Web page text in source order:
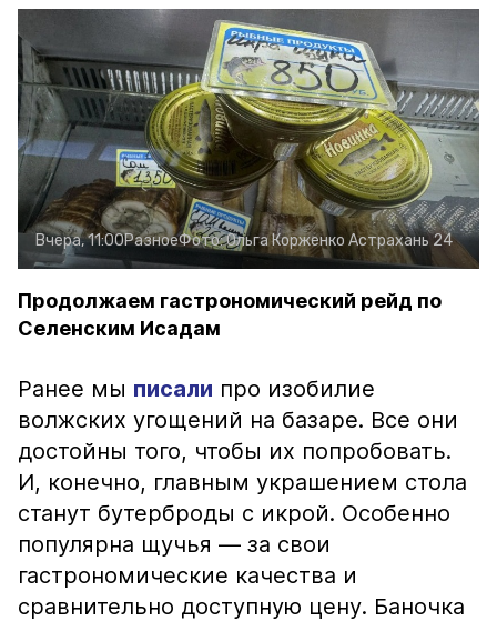
Вчера, 11:00РазноеФото:Ольга Корженко Астрахань 24
Продолжаем гастрономический рейд по
Селенским Исадам
Ранее мы писали про изобилие
волжских угощений на базаре. Все они
достойны того, чтобы их попробовать.
И, конечно, главным украшением стола
станут бутерброды с икрой. Особенно
популярна щучья — за свои
гастрономические качества и
сравнительно доступную цену. Баночка